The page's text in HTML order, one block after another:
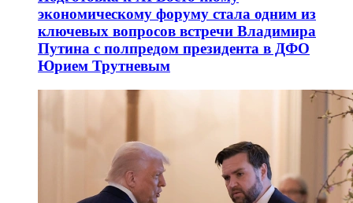
экономическому форуму стала одним из
ключевых вопросов встречи Владимира
Путина с полпредом президента в ДФО
Юрием Трутневым